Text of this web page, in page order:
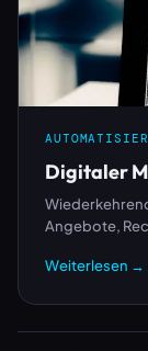
Digitaler
Angebote,
Weiterlesen →